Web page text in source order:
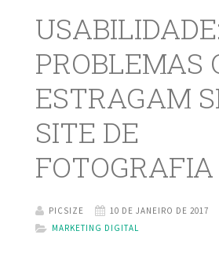
PROBLEMAS
ESTRAGAM
SITE DE
FOTOGRAFIA
PICSIZE 10 DE JANEIRO DE 2017
MARKETING DIGITAL